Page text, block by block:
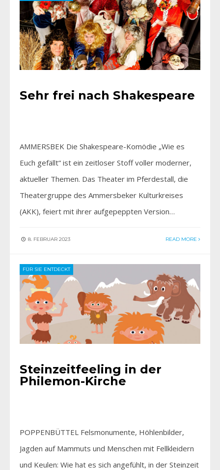
Sehr frei nach Shakespeare
AMMERSBEK Die Shakespeare-Komödie „Wie es
Euch gefällt“ ist ein zeitloser Stoff voller moderner,
aktueller Themen. Das Theater im Pferdestall, die
Theatergruppe des Ammersbeker Kulturkreises
(AKK), feiert mit ihrer aufgepeppten Version…
8. FEBRUAR 2023 READ MORE
FÜR SIE ENTDECKT
Steinzeitfeeling in der
Philemon-Kirche
POPPENBÜTTEL Felsmonumente, Höhlenbilder,
Jagden auf Mammuts und Menschen mit Fellkleidern
und Keulen: Wie hat es sich angefühlt, in der Steinzeit